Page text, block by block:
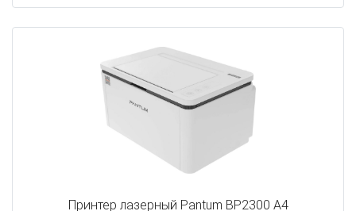
Принтер лазерный Pantum BP2300 A4